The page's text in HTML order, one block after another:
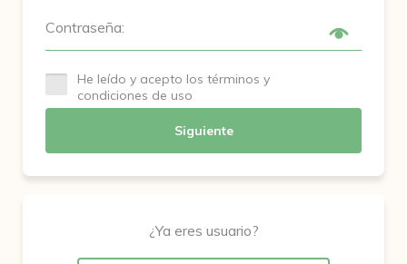
Contraseña:
He leído y acepto los términos y
condiciones de uso
Siguiente
¿Ya eres usuario?